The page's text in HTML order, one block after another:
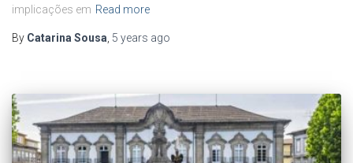
implicações em Read more
By Catarina Sousa 5 years ago